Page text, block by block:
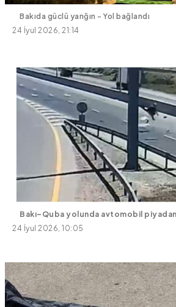
Bakıda güclü yanğın - Yol bağlandı
24 İyul 2026, 21:14
Bakı–Quba yolunda avtomobil
24 İyul 2026, 10:05